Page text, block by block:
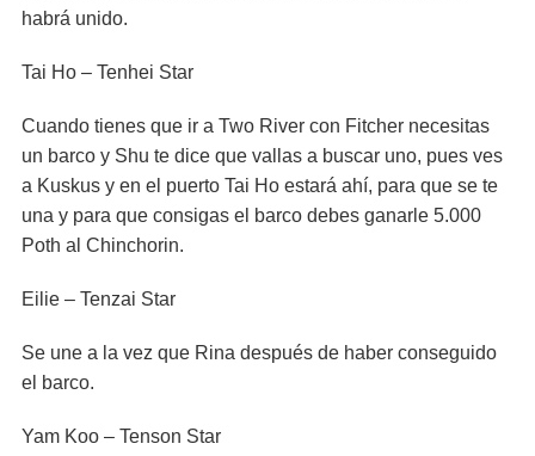
habrá unido.
Tai Ho – Tenhei Star
Cuando tienes que ir a Two River con Fitcher necesitas
un barco y Shu te dice que vallas a buscar uno, pues ves
a Kuskus y en el puerto Tai Ho estará ahí, para que se te
una y para que consigas el barco debes ganarle 5.000
Poth al Chinchorin.
Eilie – Tenzai Star
Se une a la vez que Rina después de haber conseguido
el barco.
Yam Koo – Tenson Star